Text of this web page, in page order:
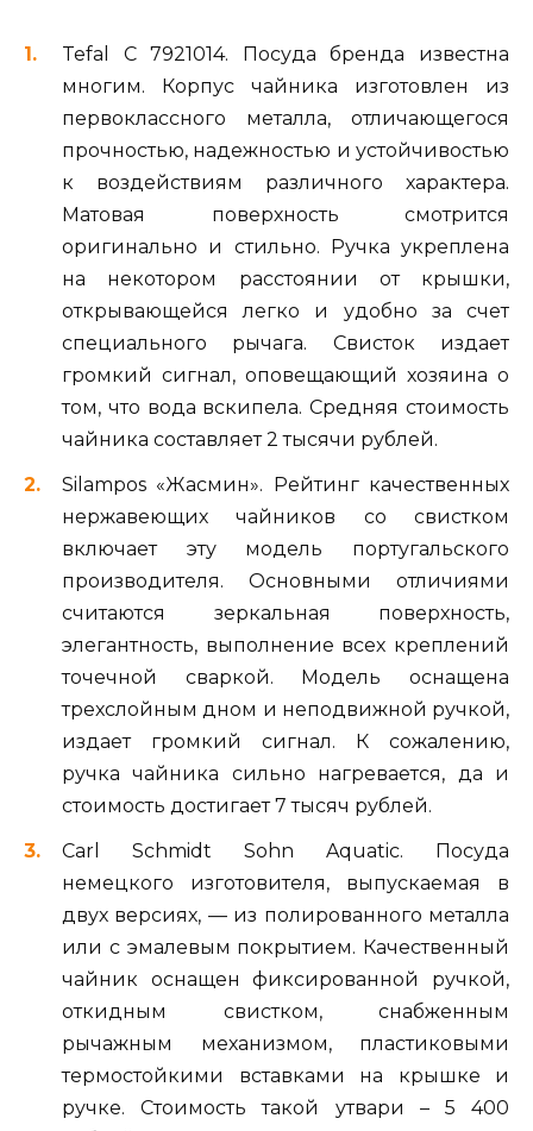
Tefal C 7921014. Посуда бренда известна
многим. Корпус чайника изготовлен из
первоклассного металла, отличающегося
прочностью, надежностью и устойчивостью
к воздействиям различного характера.
Матовая поверхность смотрится
оригинально и стильно. Ручка укреплена
на некотором расстоянии от крышки,
открывающейся легко и удобно за счет
специального рычага. Свисток издает
громкий сигнал, оповещающий хозяина о
том, что вода вскипела. Средняя стоимость
чайника составляет 2 тысячи рублей.
Silampos «Жасмин». Рейтинг качественных
нержавеющих чайников со свистком
включает эту модель португальского
производителя. Основными отличиями
считаются зеркальная поверхность,
элегантность, выполнение всех креплений
точечной сваркой. Модель оснащена
трехслойным дном и неподвижной ручкой,
издает громкий сигнал. К сожалению,
ручка чайника сильно нагревается, да и
стоимость достигает 7 тысяч рублей.
Carl Schmidt Sohn Aquatic. Посуда
немецкого изготовителя, выпускаемая в
двух версиях, — из полированного металла
или с эмалевым покрытием. Качественный
чайник оснащен фиксированной ручкой,
откидным свистком, снабженным
рычажным механизмом, пластиковыми
термостойкими вставками на крышке и
ручке. Стоимость такой утвари – 5 400